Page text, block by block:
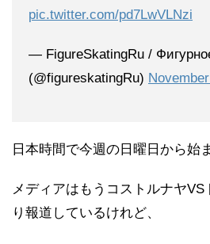
pic.twitter.com/pd7LwVLNzi
— FigureSkatingRu /
(@figureskatingRu)
日本時間で今週の日曜日から始
メディアはもうコストルナヤ
り報道しているけれど、